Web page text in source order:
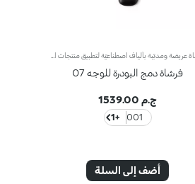
فرشاة دمج البودرة للوجه 07
ج.م 1539.00
001
+1
أضف إلى السلة